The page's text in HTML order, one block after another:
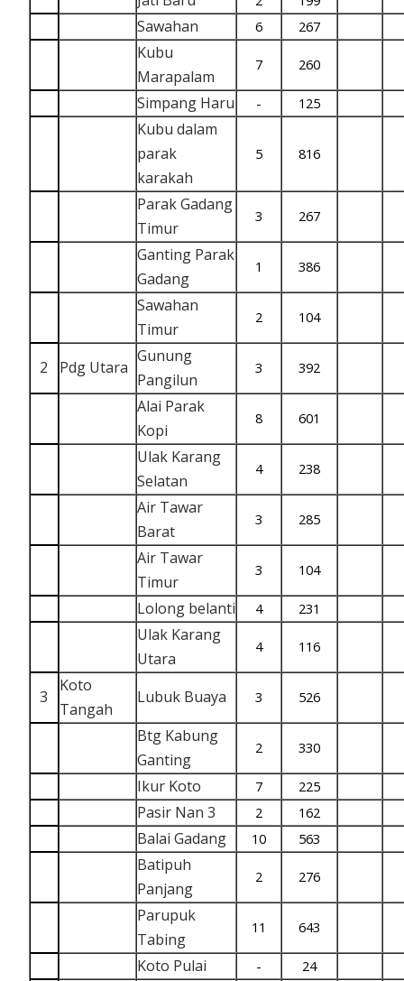
Sawahan 6 267
Kubu
Marapalam
7 260
Simpang Haru - 125
Kubu dalam
parak
karakah
5 816
Parak Gadang
Timur
3 267
Ganting Parak
Gadang
1 386
Sawahan
Timur
2 104
2 Pdg Utara
Gunung
Pangilun
3 392
Alai Parak
Kopi
8 601
Ulak Karang
Selatan
4 238
Air Tawar
Barat
3 285
Air Tawar
Timur
3 104
Lolong belanti 4 231
Ulak Karang
Utara
4 116
3
Koto
Tangah
Lubuk Buaya 3 526
Btg Kabung
Ganting
2 330
Ikur Koto 7 225
Pasir Nan 3 2 162
Balai Gadang 10 563
Batipuh
Panjang
2 276
Parupuk
Tabing
11 643
Koto Pulai - 24